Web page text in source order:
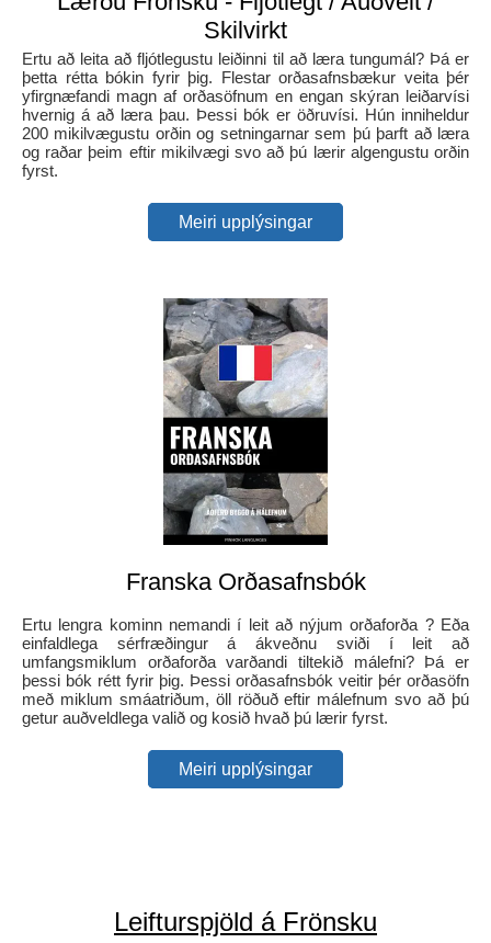
Skilvirkt
Ertu að leita að fljótlegustu leiðinni til að læra tungumál? Þá er
þetta rétta bókin fyrir þig. Flestar orðasafnsbækur veita þér
yfirgnæfandi magn af orðasöfnum en engan skýran leiðarvísi
hvernig á að læra þau. Þessi bók er öðruvísi. Hún inniheldur
200 mikilvægustu orðin og setningarnar sem þú þarft að læra
og raðar þeim eftir mikilvægi svo að þú lærir algengustu orðin
fyrst.
Meiri upplýsingar
Franska Orðasafnsbók
Ertu lengra kominn nemandi í leit að nýjum orðaforða ? Eða
einfaldlega sérfræðingur á ákveðnu sviði í leit að
umfangsmiklum orðaforða varðandi tiltekið málefni? Þá er
þessi bók rétt fyrir þig. Þessi orðasafnsbók veitir þér orðasöfn
með miklum smáatriðum, öll röðuð eftir málefnum svo að þú
getur auðveldlega valið og kosið hvað þú lærir fyrst.
Meiri upplýsingar
Leifturspjöld á Frönsku